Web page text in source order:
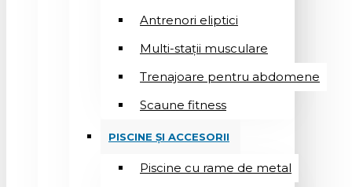
Antrenori eliptici
Multi-stații musculare
Trenajoare pentru abdomene
Scaune fitness
PISCINE ȘI ACCESORII
Piscine cu rame de metal